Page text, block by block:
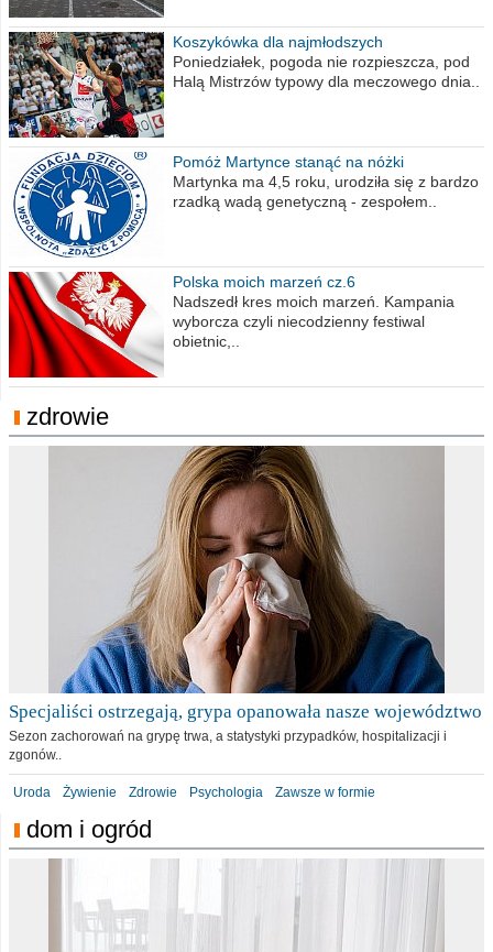
Koszykówka dla najmłodszych
Poniedziałek, pogoda nie rozpieszcza, pod
Halą Mistrzów typowy dla meczowego dnia..
Pomóż Martynce stanąć na nóżki
Martynka ma 4,5 roku, urodziła się z bardzo
rzadką wadą genetyczną - zespołem..
Polska moich marzeń cz.6
Nadszedł kres moich marzeń. Kampania
wyborcza czyli niecodzienny festiwal
obietnic,..
zdrowie
Specjaliści ostrzegają, grypa opanowała nasze województwo
Sezon zachorowań na grypę trwa, a statystyki przypadków, hospitalizacji i
zgonów..
Uroda Żywienie Zdrowie Psychologia Zawsze w formie
dom i ogród